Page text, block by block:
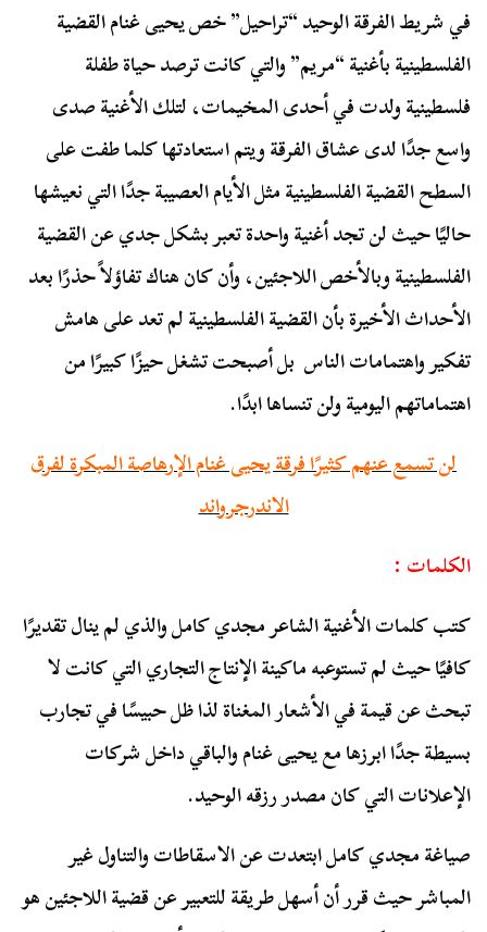
في شريط الفرقة الوحيد “تراحيل” خص يحيى غنام القضية
الفلسطينية بأغنية “مريم” والتي كانت ترصد حياة طفلة
فلسطينية ولدت في أحدى المخيمات، لتلك الأغنية صدى
واسع جدًا لدى عشاق الفرقة ويتم استعادتها كلما طفت على
السطح القضية الفلسطينية مثل الأيام العصيبة جدًا التي نعيشها
حاليًا حيث لن تجد أغنية واحدة تعبر بشكل جدي عن القضية
الفلسطينية وبالأخص اللاجئين، وأن كان هناك تفاؤلاً حذرًا بعد
الأحداث الأخيرة بأن القضية الفلسطينية لم تعد على هامش
تفكير واهتمامات الناس بل أصبحت تشغل حيزًا كبيرًا من
اهتماماتهم اليومية ولن تنساها ابدًا.
لن تسمع عنهم كثيرًا فرقة يحيى غنام الإرهاصة المبكرة لفرق
الاندرجرواند
الكلمات :
كتب كلمات الأغنية الشاعر مجدي كامل والذي لم ينال تقديرًا
كافيًا حيث لم تستوعبه ماكينة الإنتاج التجاري التي كانت لا
تبحث عن قيمة في الأشعار المغناة لذا ظل حبيسًا في تجارب
بسيطة جدًا ابرزها مع يحيى غنام والباقي داخل شركات
الإعلانات التي كان مصدر رزقه الوحيد.
صياغة مجدي كامل ابتعدت عن الاسقاطات والتناول غير
المباشر حيث قرر أن أسهل طريقة للتعبير عن قضية اللاجئين هو